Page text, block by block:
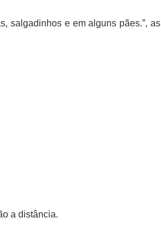
salgadinhos e em alguns pães.”, as
a distância.